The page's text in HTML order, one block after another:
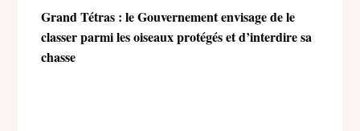
Grand Tétras : le Gouvernement envisage de le
classer parmi les oiseaux protégés et d’interdire sa
chasse